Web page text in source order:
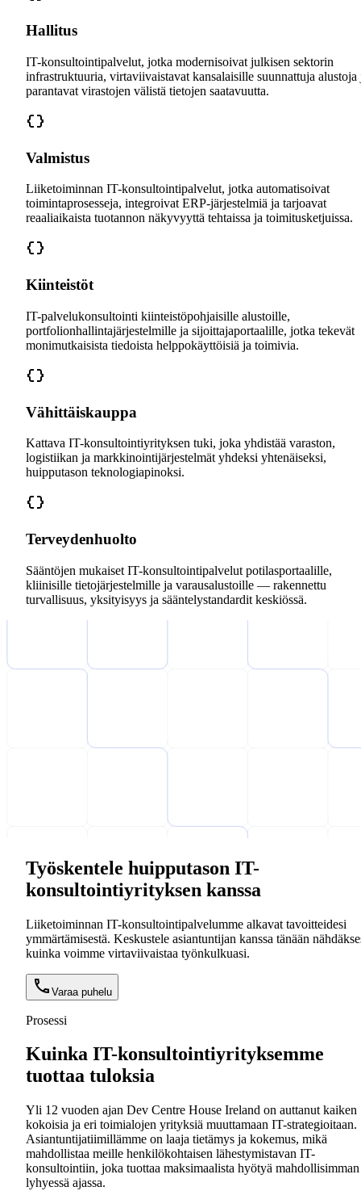
Hallitus
IT-konsultointipalvelut, jotka modernisoivat julkisen sektorin
infrastruktuuria, virtaviivaistavat kansalaisille suunnattuja alustoja
parantavat virastojen välistä tietojen saatavuutta.
Valmistus
Liiketoiminnan IT-konsultointipalvelut, jotka automatisoivat
toimintaprosesseja, integroivat ERP-järjestelmiä ja tarjoavat
reaaliaikaista tuotannon näkyvyyttä tehtaissa ja toimitusketjuissa.
Kiinteistöt
IT-palvelukonsultointi kiinteistöpohjaisille alustoille,
portfolionhallintajärjestelmille ja sijoittajaportaalille, jotka tekevät
monimutkaisista tiedoista helppokäyttöisiä ja toimivia.
Vähittäiskauppa
Kattava IT-konsultointiyrityksen tuki, joka yhdistää varaston,
logistiikan ja markkinointijärjestelmät yhdeksi yhtenäiseksi,
huipputason teknologiapinoksi.
Terveydenhuolto
Sääntöjen mukaiset IT-konsultointipalvelut potilasportaalille,
kliinisille tietojärjestelmille ja varausalustoille — rakennettu
turvallisuus, yksityisyys ja sääntelystandardit keskiössä.
Työskentele huipputason IT-
konsultointiyrityksen kanssa
Liiketoiminnan IT-konsultointipalvelumme alkavat tavoitteidesi
ymmärtämisestä. Keskustele asiantuntijan kanssa tänään
kuinka voimme virtaviivaistaa työnkulkuasi.
Varaa puhelu
Prosessi
Kuinka IT-konsultointiyrityksemme
tuottaa tuloksia
Yli 12 vuoden ajan Dev Centre House Ireland on auttanut kaiken
kokoisia ja eri toimialojen yrityksiä muuttamaan IT-strategioitaan.
Asiantuntijatiimillämme on laaja tietämys ja kokemus, mikä
mahdollistaa meille henkilökohtaisen lähestymistavan IT-
konsultointiin, joka tuottaa maksimaalista hyötyä mahdollisimman
lyhyessä ajassa.